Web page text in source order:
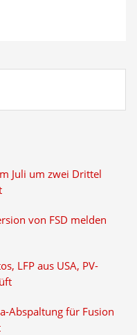
Juli um zwei Drittel
von FSD melden
LFP aus USA, PV-
Abspaltung für Fusion